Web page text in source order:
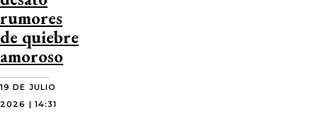
rumores
de quiebre
amoroso
19 DE JULIO
2026 | 14:31